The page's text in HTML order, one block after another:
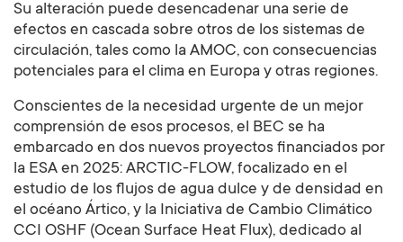
Su alteración puede desencadenar una serie de
efectos en cascada sobre otros de los sistemas de
circulación, tales como la AMOC, con consecuencias
potenciales para el clima en Europa y otras regiones.
Conscientes de la necesidad urgente de un mejor
comprensión de esos procesos, el BEC se ha
embarcado en dos nuevos proyectos financiados por
la ESA en 2025: ARCTIC-FLOW, focalizado en el
estudio de los flujos de agua dulce y de densidad en
el océano Ártico, y la Iniciativa de Cambio Climático
CCI OSHF (Ocean Surface Heat Flux), dedicado al